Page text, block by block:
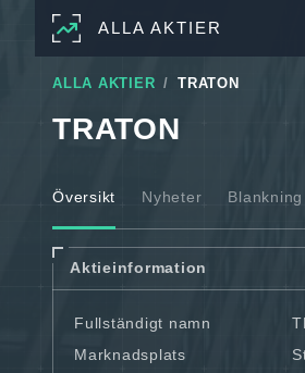
ALLA AKTIER
ALLA AKTIER TRATON
TRATON
Översikt Nyheter Blankning
Aktieinformation
Fullständigt namn
Marknadsplats